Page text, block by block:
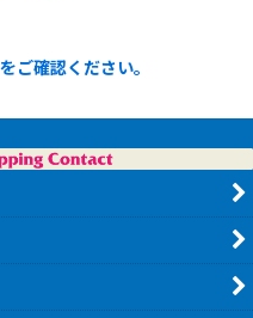
ご確認ください。